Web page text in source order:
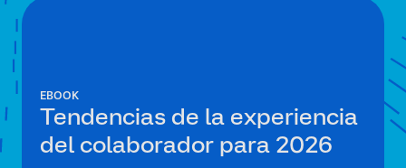
EBOOK
Tendencias de la experiencia
del colaborador para 2026